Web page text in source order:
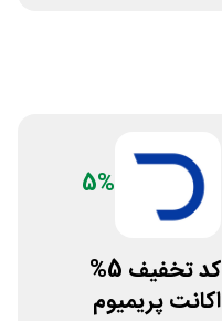
5%
کد تخفیف 5%
اکانت پریمیوم